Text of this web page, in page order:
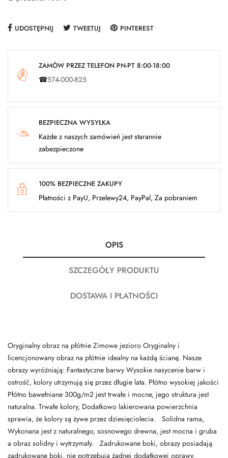
UDOSTĘPNIJ TWEETUJ PINTEREST
ZAMÓW PRZEZ TELEFON PN-PT 8:00-18:00
☎574-000-825
BEZPIECZNA WYSYŁKA
Każde z naszych zamówień jest starannie
zabezpieczone
100% BEZPIECZNE ZAKUPY
Płatności z PayU, Przelewy24, PayPal, Za pobraniem
OPIS
SZCZEGÓŁY PRODUKTU
DOSTAWA I PŁATNOŚCI
Oryginalny obraz na płótnie Zimowe jezioro Oryginalny i
licencjonowany obraz na płótnie idealny na każdą ścianę. Nasze
obrazy wyróżniają: Fantastyczne barwy Wysokie nasycenie barw i
ostrość, kolory utrzymują się przez długie lata. Płótno wysokiej jakości
Płótno bawełniane 300g/m2 jest trwałe i mocne, jego struktura jest
naturalna. Trwałe kolory, Dodatkowo lakierowana powierzchnia
sprawia, że kolory są żywe przez dziesięciolecia. Solidna rama,
Wykonana jest z naturalnego, sosnowego drewna, jest mocna i gruba
a obraz solidny i wytrzymały. Zadrukowane boki, obrazy posiadają
zadrukowane boki, nie potrzebują żadnej dodatkowej oprawy.